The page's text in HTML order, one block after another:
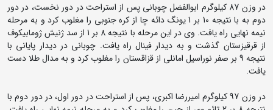
در وزن 87 کیلوگرم ابوالفضل چوبانی پس از استراحت در دور نخست، در دور
دوم به با نتیجه 10 بر 1 یونگ دائه چا از کره جنوبی را مغلوب کرد و به مرحله
نیمه نهایی راه یافت. وی در این مرحله با نتیجه 8 بر 1 از سد ژنیش ژومابیکوف
از قرقیزستان گذشت و به دیدار فینال راه یافت. چوبانی در دیدار پایانی با
نتیجه 9 بر صفر نوراسیل امانلی از قزاقستان را مغلوب کرد و به مدال طلا دست
یافت.
در وزن 97 کیلوگرم امیررضا اکبری، پس از استراحت در دور اول، در دور دوم با